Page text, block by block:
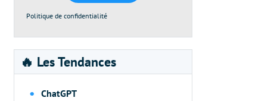
Politique de confidentialité
🔥 Les Tendances
ChatGPT